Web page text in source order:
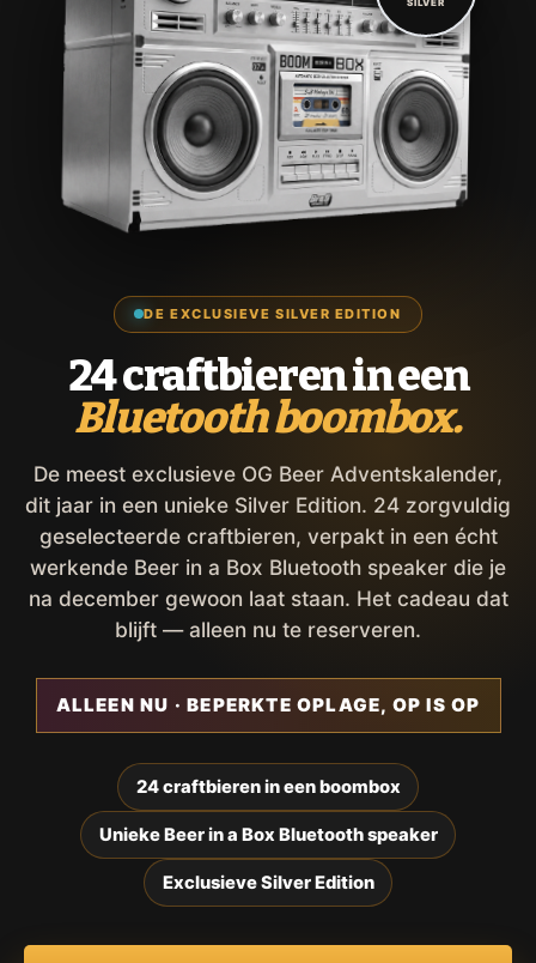
DE EXCLUSIEVE SILVER EDITION
24 craftbieren in een
Bluetooth boombox.
De meest exclusieve OG Beer Adventskalender,
dit jaar in een unieke Silver Edition. 24 zorgvuldig
geselecteerde craftbieren, verpakt in een écht
werkende Beer in a Box Bluetooth speaker die je
na december gewoon laat staan. Het cadeau dat
blijft — alleen nu te reserveren.
ALLEEN NU · BEPERKTE OPLAGE, OP IS OP
24 craftbieren in een boombox
Unieke Beer in a Box Bluetooth speaker
Exclusieve Silver Edition
SILVER